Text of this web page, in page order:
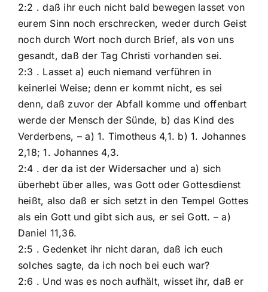
2:2 . daß ihr euch nicht bald bewegen lasset von
eurem Sinn noch erschrecken, weder durch Geist
noch durch Wort noch durch Brief, als von uns
gesandt, daß der Tag Christi vorhanden sei.
2:3 . Lasset a) euch niemand verführen in
keinerlei Weise; denn er kommt nicht, es sei
denn, daß zuvor der Abfall komme und offenbart
werde der Mensch der Sünde, b) das Kind des
Verderbens, – a) 1. Timotheus 4,1. b) 1. Johannes
2,18; 1. Johannes 4,3.
2:4 . der da ist der Widersacher und a) sich
überhebt über alles, was Gott oder Gottesdienst
heißt, also daß er sich setzt in den Tempel Gottes
als ein Gott und gibt sich aus, er sei Gott. – a)
Daniel 11,36.
2:5 . Gedenket ihr nicht daran, daß ich euch
solches sagte, da ich noch bei euch war?
2:6 . Und was es noch aufhält, wisset ihr, daß er